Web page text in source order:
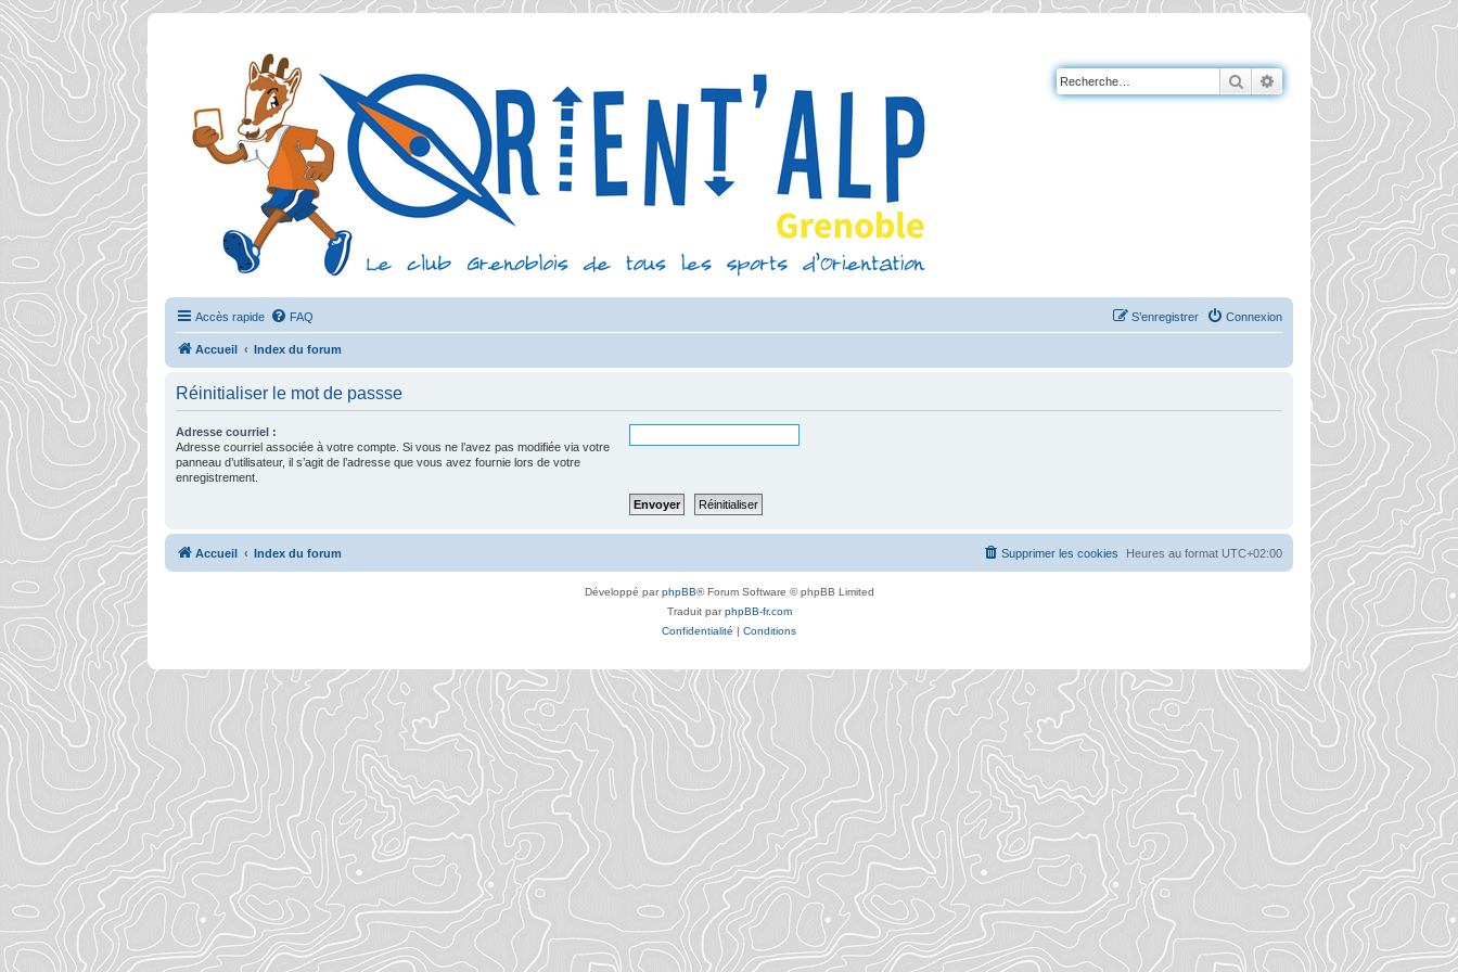
RechercherRecherche avancée
Accès rapide FAQ Connexion
S’enregistrer
Accueil Index du forum
Réinitialiser le mot de passse
Adresse courriel :
Adresse courriel associée à votre compte. Si vous ne l’avez pas modifiée via votre
panneau d’utilisateur, il s’agit de l’adresse que vous avez fournie lors de votre
enregistrement.
Accueil Index du forum Heures au format UTC+02:00
Supprimer les cookies
Développé parphpBB® Forum Software © phpBB Limited
Traduit parphpBB-fr.com
Confidentialité | Conditions